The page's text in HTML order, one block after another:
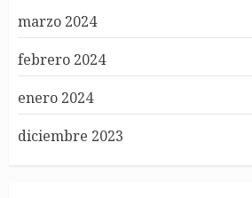
marzo 2024
febrero 2024
enero 2024
diciembre 2023